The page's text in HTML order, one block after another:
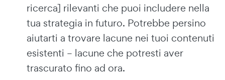
ricerca] rilevanti che puoi includere nella
tua strategia in futuro. Potrebbe persino
aiutarti a trovare lacune nei tuoi contenuti
esistenti – lacune che potresti aver
trascurato fino ad ora.